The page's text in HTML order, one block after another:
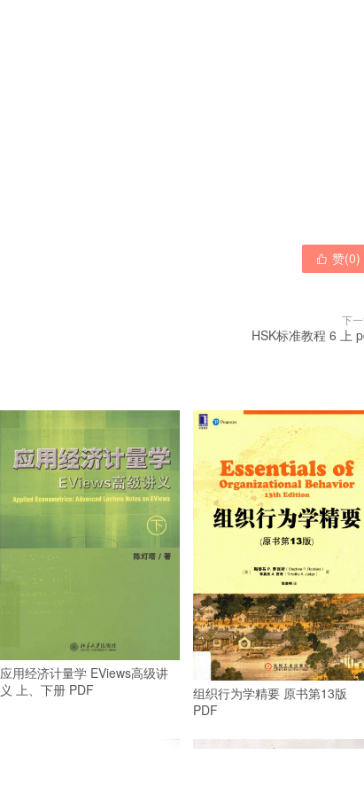
 赞(0)
下
HSK标准教程 6 上
应用经济计量学 EViews高级讲
义 上、下册 PDF
组织行为学精要 原书第13版
PDF